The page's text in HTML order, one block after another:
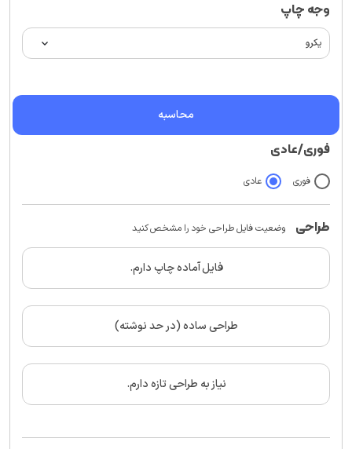
وجه چاپ
محاسبه
فوری/عادی
فوری عادی
طراحی وضعیت فایل طراحی خود را مشخص کنید
فایل آماده چاپ دارم.
طراحی ساده (در حد نوشته)
نیاز به طراحی تازه دارم.